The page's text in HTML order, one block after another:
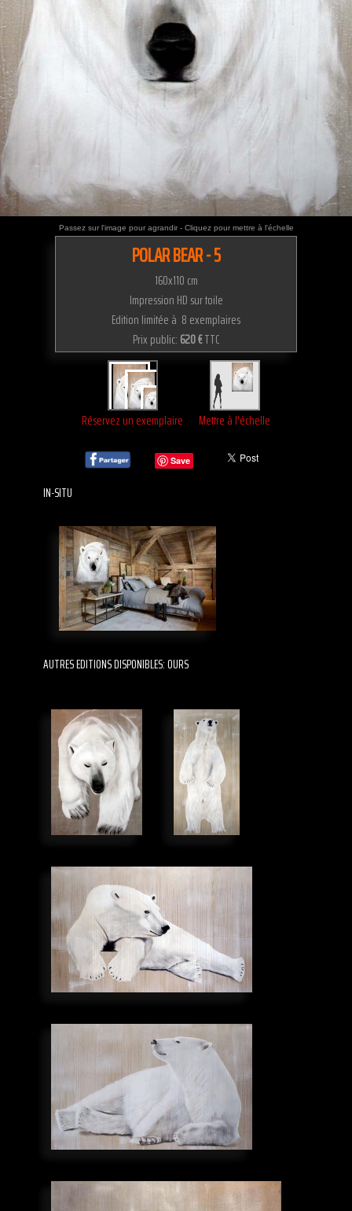
Passez sur l'image pour agrandir - Cliquez pour mettre à l'échelle
POLAR BEAR - 5
160x110 cm
Impression HD sur toile
Edition limitée à 8 exemplaires
Prix public: 620 €TTC
Réservez un exemplaire Mettre à l'échelle
Save
IN-SITU
AUTRES EDITIONS DISPONIBLES: OURS